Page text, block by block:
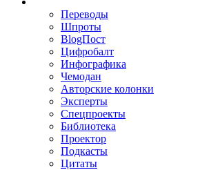
Переводы
Шпроты
BlogПост
Цифробалт
Инфографика
Чемодан
Авторские колонки
Эксперты
Спецпроекты
Библиотека
Проектор
Подкасты
Цитаты